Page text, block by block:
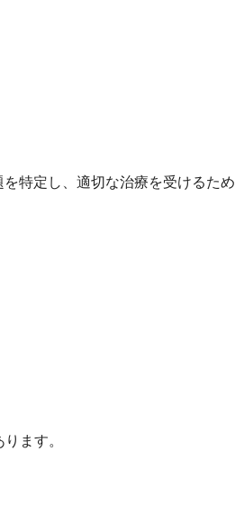
特定し、適切な治療を受けるため
ます。